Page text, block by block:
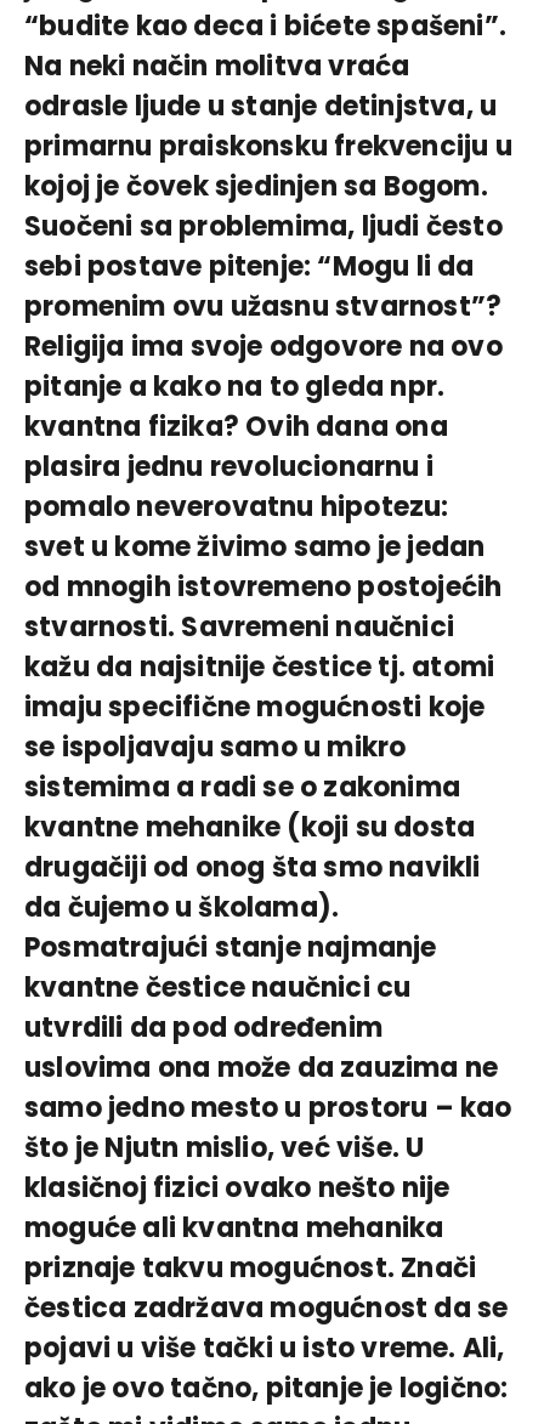
“budite kao deca i bićete spašeni”.
Na neki način molitva vraća
odrasle ljude u stanje detinjstva, u
primarnu praiskonsku frekvenciju u
kojoj je čovek sjedinjen sa Bogom.
Suočeni sa problemima, ljudi često
sebi postave pitenje: “Mogu li da
promenim ovu užasnu stvarnost”?
Religija ima svoje odgovore na ovo
pitanje a kako na to gleda npr.
kvantna fizika? Ovih dana ona
plasira jednu revolucionarnu i
pomalo neverovatnu hipotezu:
svet u kome živimo samo je jedan
od mnogih istovremeno postojećih
stvarnosti. Savremeni naučnici
kažu da najsitnije čestice tj. atomi
imaju specifične mogućnosti koje
se ispoljavaju samo u mikro
sistemima a radi se o zakonima
kvantne mehanike (koji su dosta
drugačiji od onog šta smo navikli
da čujemo u školama).
Posmatrajući stanje najmanje
kvantne čestice naučnici cu
utvrdili da pod određenim
uslovima ona može da zauzima ne
samo jedno mesto u prostoru – kao
što je Njutn mislio, već više. U
klasičnoj fizici ovako nešto nije
moguće ali kvantna mehanika
priznaje takvu mogućnost. Znači
čestica zadržava mogućnost da se
pojavi u više tački u isto vreme. Ali,
ako je ovo tačno, pitanje je logično: